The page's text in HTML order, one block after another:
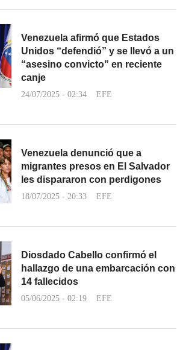
Venezuela afirmó que Estados
Unidos “defendió” y se llevó a un
“asesino convicto” en reciente
canje
24/07/2025 - 02:34 EFE
Venezuela denunció que a
migrantes presos en El Salvador
les dispararon con perdigones
18/07/2025 - 20:33 EFE
Diosdado Cabello confirmó el
hallazgo de una embarcación con
14 fallecidos
05/06/2025 - 02:19 EFE